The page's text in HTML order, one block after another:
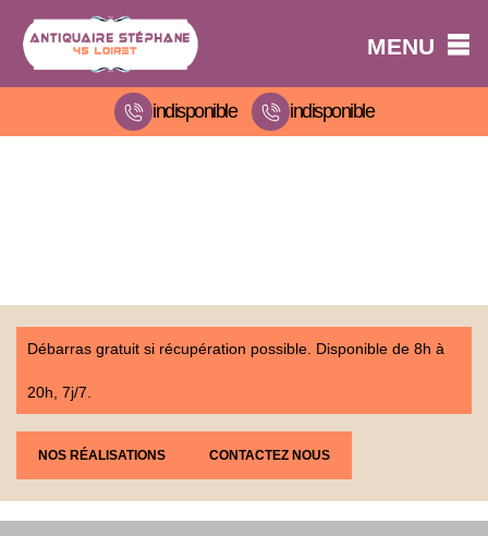
MENU
indisponible indisponible
Débarras gratuit si récupération possible. Disponible de 8h à
20h, 7j/7.
NOS RÉALISATIONS CONTACTEZ NOUS